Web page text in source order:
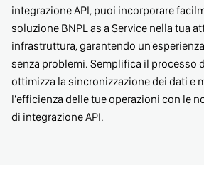
integrazione API, puoi incorporare
soluzione BNPL as a Service nella tua
infrastruttura, garantendo
senza problemi. Semplifica il processo
ottimizza la sincronizzazione dei dati e
l'efficienza delle tue operazioni con le
di integrazione API.